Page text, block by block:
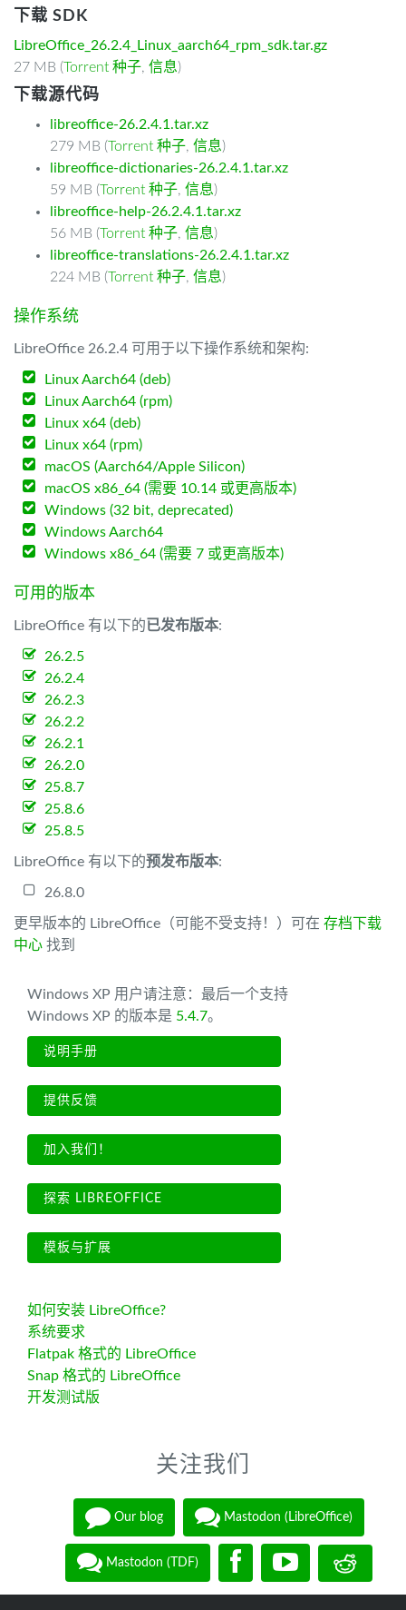
下载 SDK
LibreOffice_26.2.4_Linux_aarch64_rpm_sdk.tar.gz
27 MB (Torrent 种子, 信息)
下载源代码
libreoffice-26.2.4.1.tar.xz
279 MB (Torrent 种子, 信息)
libreoffice-dictionaries-26.2.4.1.tar.xz
59 MB (Torrent 种子, 信息)
libreoffice-help-26.2.4.1.tar.xz
56 MB (Torrent 种子, 信息)
libreoffice-translations-26.2.4.1.tar.xz
224 MB (Torrent 种子, 信息)
操作系统
LibreOffice 26.2.4 可用于以下操作系统和架构:
Linux Aarch64 (deb)
Linux Aarch64 (rpm)
Linux x64 (deb)
Linux x64 (rpm)
macOS (Aarch64/Apple Silicon)
macOS x86_64 (需要 10.14 或更高版本)
Windows (32 bit, deprecated)
Windows Aarch64
Windows x86_64 (需要 7 或更高版本)
可用的版本
LibreOffice 有以下的已发布版本:
26.2.5
26.2.4
26.2.3
26.2.2
26.2.1
26.2.0
25.8.7
25.8.6
25.8.5
LibreOffice 有以下的预发布版本:
26.8.0
更早版本的 LibreOffice（可能不受支持！）可在 存档下载
中心 找到
Windows XP 用户请注意：最后一个支持
Windows XP 的版本是 5.4.7。
说明手册
提供反馈
加入我们！
探索 LIBREOFFICE
模板与扩展
如何安装 LibreOffice?
系统要求
Flatpak 格式的 LibreOffice
Snap 格式的 LibreOffice
开发测试版
关注我们
Our blog Mastodon (LibreOffice)
Mastodon (TDF)